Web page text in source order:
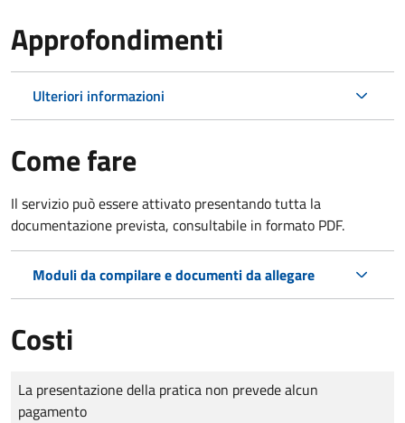
Approfondimenti
Ulteriori informazioni
Come fare
Il servizio può essere attivato presentando tutta la
documentazione prevista, consultabile in formato PDF.
Moduli da compilare e documenti da allegare
Costi
Tipo di pagamento
Importo
La presentazione della pratica non prevede alcun
pagamento